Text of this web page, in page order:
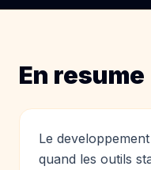
En resume
Le
quand les outils